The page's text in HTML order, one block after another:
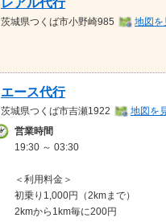
レアル代行
茨城県つくば市小野崎985 地図を
エース代行
茨城県つくば市吉瀬1922 地図を
営業時間
19:30 ～ 03:30
＜利用料金＞
初乗り1,000円（2kmまで）
2kmから1km毎に200円